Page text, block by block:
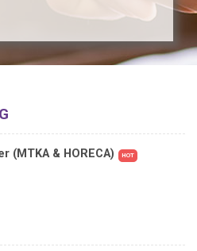
(MTKA & HORECA) HOT